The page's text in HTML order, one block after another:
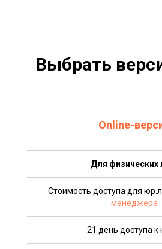
Выбрать
Online-
Для физических
Стоимость доступа для
менеджера
21 день доступа к